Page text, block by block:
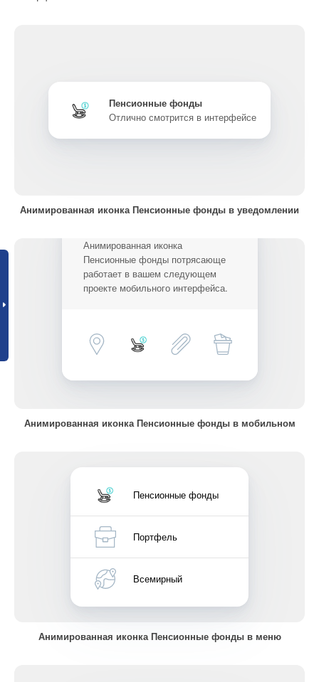
Пенсионные фонды
Отлично смотрится в интерфейсе
Анимированная иконка Пенсионные фонды в уведомлении
Анимированная иконка
Пенсионные фонды потрясающе
работает в вашем следующем
проекте мобильного интерфейса.
Анимированная иконка Пенсионные фонды в мобильном
Пенсионные фонды
Портфель
Всемирный
Анимированная иконка Пенсионные фонды в меню